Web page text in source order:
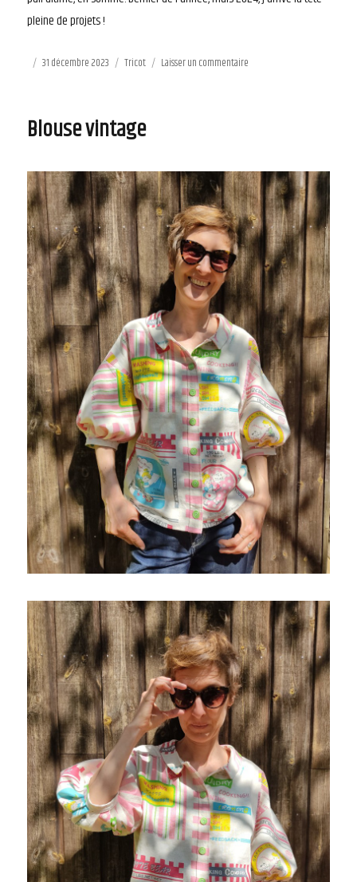
pleine de projets !
Publié
31 décembre 2023 Catégories
Tricot Laisser un commentaire
Blouse vintage